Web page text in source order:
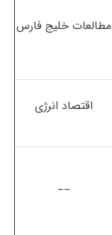
مطالعات خلیج فارس
اقتصاد انرژی
__